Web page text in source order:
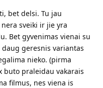
bet delsi. Tu jau
sveiki ir jie yra
Bet gyvenimas vienai su
geresnis variantas
nieko. (pirma
buto praleidau vakarais
filmus, nes viena is